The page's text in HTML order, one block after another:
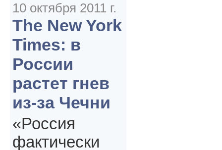
10 октября 2011 г.
The New York
Times: в
России
растет гнев
из-за Чечни
«Россия
фактически